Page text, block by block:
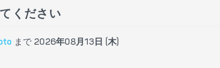
ください
まで 2026年08月13日 (木)